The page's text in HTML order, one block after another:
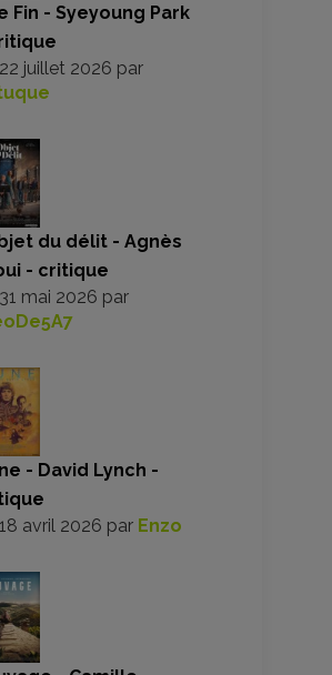
Fin - Syeyoung Park
22 juillet 2026 par
du délit - Agnès
- critique
31 mai 2026 par
- David Lynch -
18 avril 2026 par Enzo